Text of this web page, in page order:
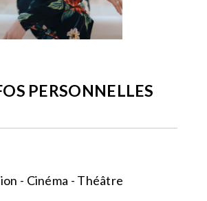
PERSONNELLES
- Cinéma - Théâtre